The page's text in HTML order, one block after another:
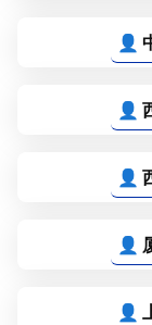
👤
👤
👤
👤
👤